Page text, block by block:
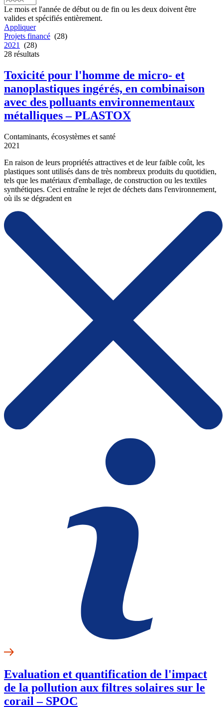
Le mois et l'année de début ou de fin ou les deux doivent être
valides et spécifiés entièrement.
Appliquer
Projets financé (28)
2021
(28)
28 résultats
Toxicité pour l'homme de micro- et
nanoplastiques ingérés, en combinaison
avec des polluants environnementaux
métalliques – PLASTOX
Contaminants, écosystèmes et santé
2021
En raison de leurs propriétés attractives et de leur faible coût, les
plastiques sont utilisés dans de très nombreux produits du quotidien,
tels que les matériaux d'emballage, de construction ou les textiles
synthétiques. Ceci entraîne le rejet de déchets dans l'environnement,
où ils se dégradent en
Evaluation et quantification de l'impact
de la pollution aux filtres solaires sur le
corail – SPOC